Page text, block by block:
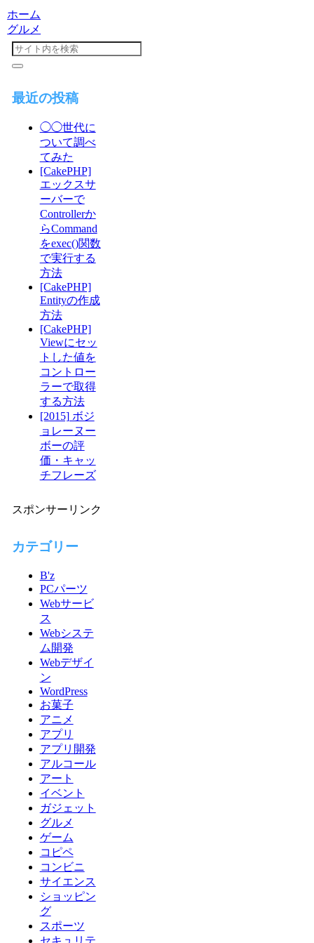
ホーム
グルメ
最近の投稿
◯◯世代に
ついて調べ
てみた
[CakePHP]
エックスサ
ーバーで
Controllerか
らCommand
をexec()関数
で実行する
方法
[CakePHP]
Entityの作成
方法
[CakePHP]
Viewにセッ
トした値を
コントロー
ラーで取得
する方法
[2015] ボジ
ョレーヌー
ボーの評
価・キャッ
チフレーズ
スポンサーリンク
カテゴリー
B'z
PCパーツ
Webサービ
ス
Webシステ
ム開発
Webデザイ
ン
WordPress
お菓子
アニメ
アプリ
アプリ開発
アルコール
アート
イベント
ガジェット
グルメ
ゲーム
コピペ
コンビニ
サイエンス
ショッピン
グ
スポーツ
セキュリテ